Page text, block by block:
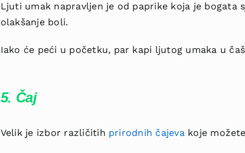
Ljuti umak napravljen je od paprike koja je bogata
olakšanje boli.
Iako će peći u početku, par kapi ljutog umaka u
5. Čaj
Velik je izbor različitih prirodnih čajevakoje